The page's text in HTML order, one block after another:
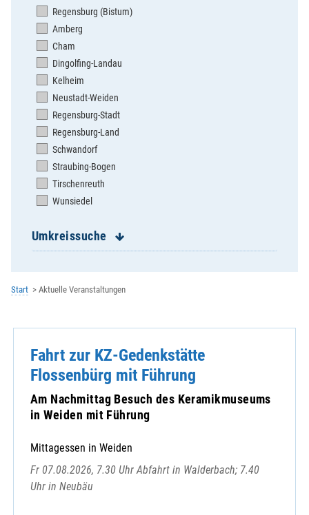
Aiterhofen, St. Margareta
Allkofen (Expositur), St. Michael
Ascha, Mariä Himmelfahrt
Ascholtshausen, Unsere Liebe Frau
Atting, Mariä Himmelfahrt
Bogen, St. Florian
Bogenberg, Hl.Kreuz / M. Himmelfahrt
Elisabethszell, St. Elisabeth
Falkenfels, St. Josef
Feldkirchen, St. Laurentius
Geiselhöring, St. Peter
Grafentraubach, St. Pankratius
Haibach, St. Laurentius
Irlbach, Mariä Himmelfahrt
Kirchroth, St. Vitus
Konzell, St. Martin
Laberweinting, St. Martin
Leiblfing, Mariä Himmelfahrt
Mallersdorf, St. Johannes
Mariaposching, Mariä Geburt
Mitterfels, Hl. Geist
Regensburg (Bistum)
Amberg
Cham
Dingolfing-Landau
Kelheim
Neustadt-Weiden
Regensburg-Stadt
Regensburg-Land
Schwandorf
Straubing-Bogen
Tirschenreuth
Wunsiedel
Umkreissuche
Start Aktuelle Veranstaltungen
Fahrt zur KZ-Gedenkstätte
Flossenbürg mit Führung
Am Nachmittag Besuch des Keramikmuseums
in Weiden mit Führung
Mittagessen in Weiden
Fr 07.08.2026, 7.30 Uhr Abfahrt in Walderbach; 7.40
Uhr in Neubäu